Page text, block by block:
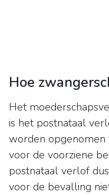
Hoe
Het
is het postnataal
worden opgenomen
voor de voorziene
postnataal verlof dus
voor de bevalling